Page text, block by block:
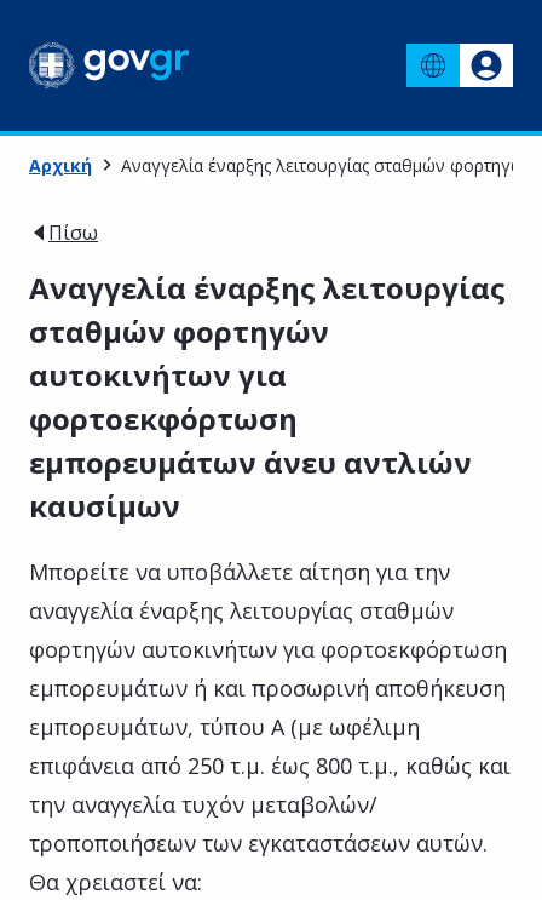
Αρχική Αναγγελία έναρξης λειτουργίας σταθμών
Πίσω
Αναγγελία έναρξης λειτουργίας
σταθμών φορτηγών
αυτοκινήτων για
φορτοεκφόρτωση
εμπορευμάτων άνευ αντλιών
καυσίμων
Μπορείτε να υποβάλλετε αίτηση για την
αναγγελία έναρξης λειτουργίας σταθμών
φορτηγών αυτοκινήτων για φορτοεκφόρτωση
εμπορευμάτων ή και προσωρινή αποθήκευση
εμπορευμάτων, τύπου Α (με ωφέλιμη
επιφάνεια από 250 τ.μ. έως 800 τ.μ., καθώς και
την αναγγελία τυχόν μεταβολών/
τροποποιήσεων των εγκαταστάσεων αυτών.
Θα χρειαστεί να: